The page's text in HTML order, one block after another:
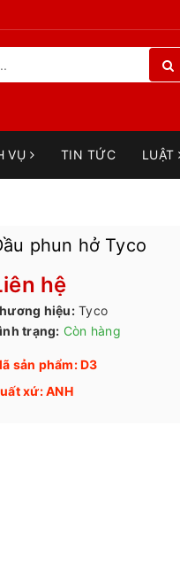
VỤ TIN TỨC LUẬT
phun hở Tyco
hệ
hiệu: Tyco
trạng: Còn hàng
sản phẩm: D3
xứ: ANH